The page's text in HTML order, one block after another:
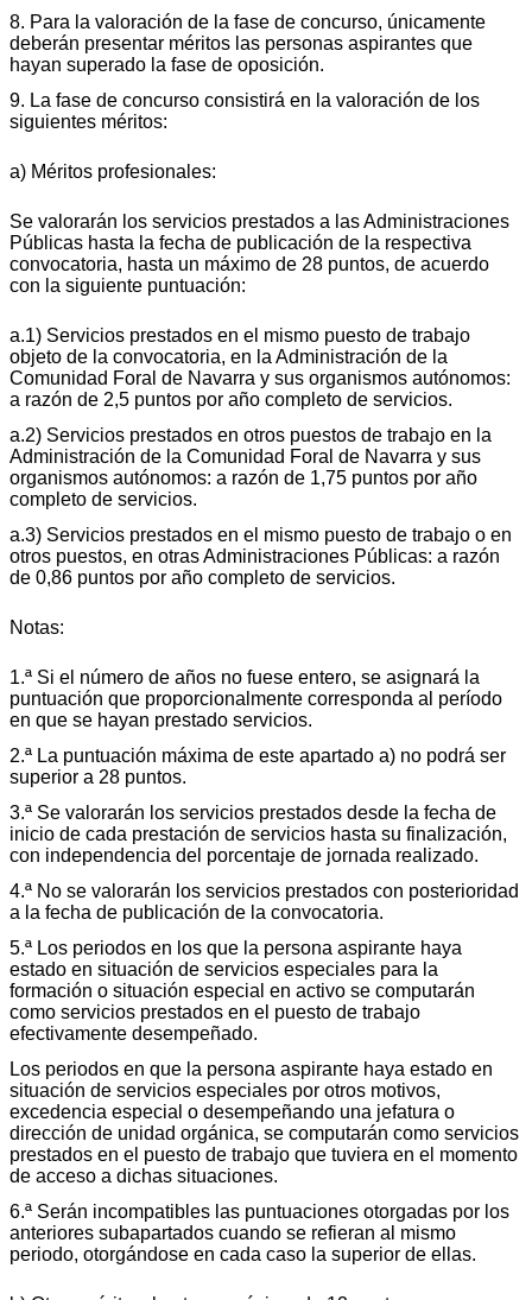
8. Para la valoración de la fase de concurso, únicamente
deberán presentar méritos las personas aspirantes que
hayan superado la fase de oposición.
9. La fase de concurso consistirá en la valoración de los
siguientes méritos:
a) Méritos profesionales:
Se valorarán los servicios prestados a las Administraciones
Públicas hasta la fecha de publicación de la respectiva
convocatoria, hasta un máximo de 28 puntos, de acuerdo
con la siguiente puntuación:
a.1) Servicios prestados en el mismo puesto de trabajo
objeto de la convocatoria, en la Administración de la
Comunidad Foral de Navarra y sus organismos autónomos:
a razón de 2,5 puntos por año completo de servicios.
a.2) Servicios prestados en otros puestos de trabajo en la
Administración de la Comunidad Foral de Navarra y sus
organismos autónomos: a razón de 1,75 puntos por año
completo de servicios.
a.3) Servicios prestados en el mismo puesto de trabajo o en
otros puestos, en otras Administraciones Públicas: a razón
de 0,86 puntos por año completo de servicios.
Notas:
1.ª Si el número de años no fuese entero, se asignará la
puntuación que proporcionalmente corresponda al período
en que se hayan prestado servicios.
2.ª La puntuación máxima de este apartado a) no podrá ser
superior a 28 puntos.
3.ª Se valorarán los servicios prestados desde la fecha de
inicio de cada prestación de servicios hasta su finalización,
con independencia del porcentaje de jornada realizado.
4.ª No se valorarán los servicios prestados con posterioridad
a la fecha de publicación de la convocatoria.
5.ª Los periodos en los que la persona aspirante haya
estado en situación de servicios especiales para la
formación o situación especial en activo se computarán
como servicios prestados en el puesto de trabajo
efectivamente desempeñado.
Los periodos en que la persona aspirante haya estado en
situación de servicios especiales por otros motivos,
excedencia especial o desempeñando una jefatura o
dirección de unidad orgánica, se computarán como servicios
prestados en el puesto de trabajo que tuviera en el momento
de acceso a dichas situaciones.
6.ª Serán incompatibles las puntuaciones otorgadas por los
anteriores subapartados cuando se refieran al mismo
periodo, otorgándose en cada caso la superior de ellas.